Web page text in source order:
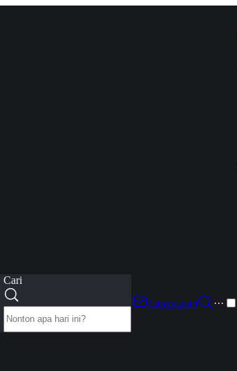
Cari
Langganan
···